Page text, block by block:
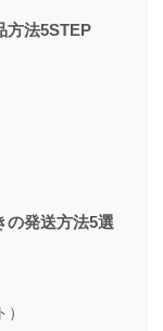
方法5STEP
の発送方法5選